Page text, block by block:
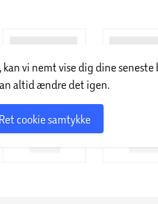
vi nemt vise dig dine
altid ændre det igen.
Ret cookie samtykke